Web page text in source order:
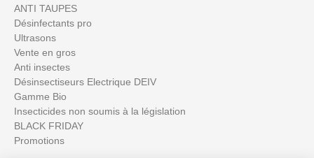
ANTI TAUPES
Désinfectants pro
Ultrasons
Vente en gros
Anti insectes
Désinsectiseurs Electrique DEIV
Gamme Bio
Insecticides non soumis à la législation
BLACK FRIDAY
Promotions